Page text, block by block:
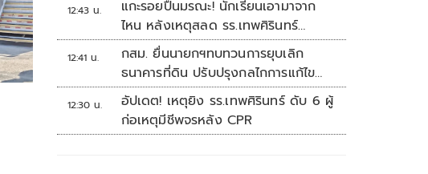
12:43 น.
แกะรอยปืนมรณะ! นักเรียนเอามาจาก
ไหน หลังเหตุสลด รร.เทพศิรินทร์
นนทบุรี
12:41 น.
กสม. ยื่นนายกฯทบทวนการยุบเลิก
ธนาคารที่ดิน ปรับปรุงกลไกการแก้ไข
ปัญหาความเหลื่อมล้ำ
12:30 น.
อัปเดต! เหตุยิง รร.เทพศิรินทร์ ดับ 6 ผู้
ก่อเหตุมีชีพจรหลัง CPR